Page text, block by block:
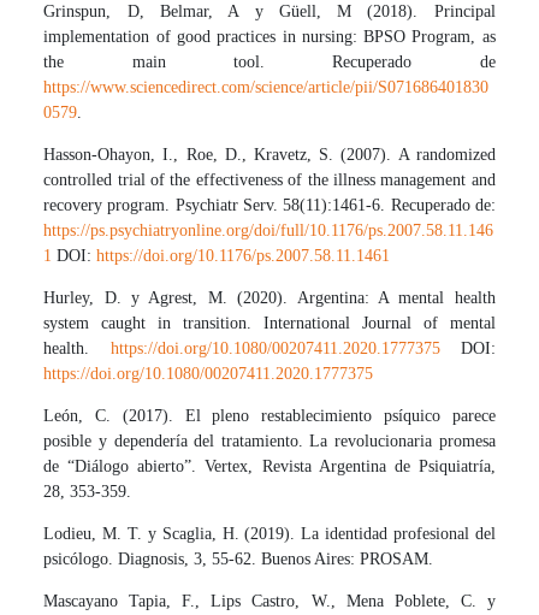
Grinspun, D, Belmar, A y Güell, M (2018). Principal
implementation of good practices in nursing: BPSO Program, as
the main tool. Recuperado de
https://www.sciencedirect.com/science/article/pii/S071686401830
0579.
Hasson-Ohayon, I., Roe, D., Kravetz, S. (2007). A randomized
controlled trial of the effectiveness of the illness management and
recovery program. Psychiatr Serv. 58(11):1461-6. Recuperado de:
https://ps.psychiatryonline.org/doi/full/10.1176/ps.2007.58.11.146
1 DOI:https://doi.org/10.1176/ps.2007.58.11.1461
Hurley, D. y Agrest, M. (2020). Argentina: A mental health
system caught in transition. International Journal of mental
health. https://doi.org/10.1080/00207411.2020.1777375DOI:
https://doi.org/10.1080/00207411.2020.1777375
León, C. (2017). El pleno restablecimiento psíquico parece
posible y dependería del tratamiento. La revolucionaria promesa
de “Diálogo abierto”. Vertex, Revista Argentina de Psiquiatría,
28, 353-359.
Lodieu, M. T. y Scaglia, H. (2019). La identidad profesional del
psicólogo. Diagnosis, 3, 55-62. Buenos Aires: PROSAM.
Mascayano Tapia, F., Lips Castro, W., Mena Poblete, C. y